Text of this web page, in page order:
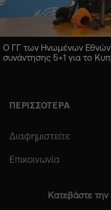
Ο ΓΓ των Ηνωμένων Εθνών
συνάντησης 5+1 για το
ΠΕΡΙΣΣΟΤΕΡΑ
Διαφημιστείτε
Επικοινωνία
Κατεβάστε